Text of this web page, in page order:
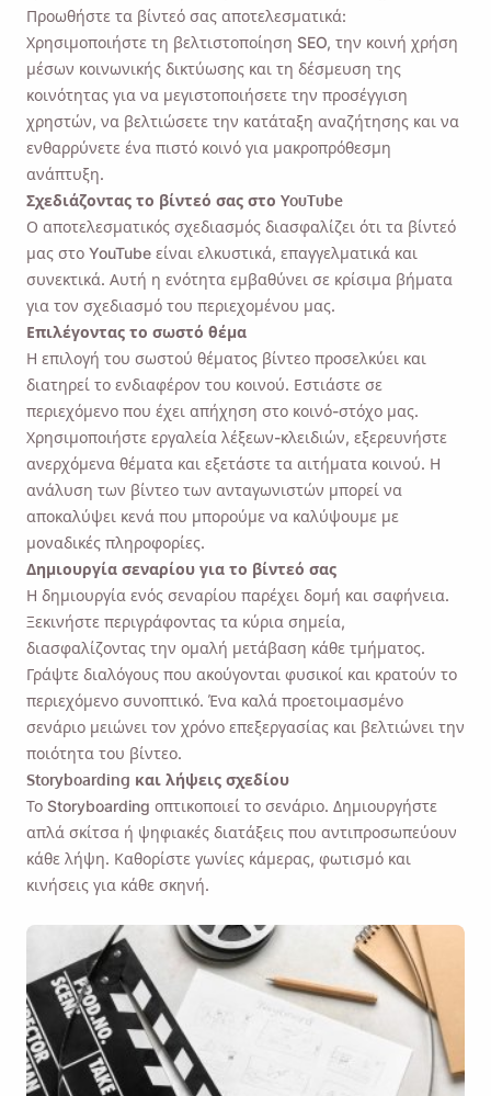
Προωθήστε τα βίντεό σας αποτελεσματικά:
Χρησιμοποιήστε τη βελτιστοποίηση SEO, την κοινή χρήση
μέσων κοινωνικής δικτύωσης και τη δέσμευση της
κοινότητας για να μεγιστοποιήσετε την προσέγγιση
χρηστών, να βελτιώσετε την κατάταξη αναζήτησης και να
ενθαρρύνετε ένα πιστό κοινό για μακροπρόθεσμη
ανάπτυξη.
Σχεδιάζοντας το βίντεό σας στο YouTube
Ο αποτελεσματικός σχεδιασμός διασφαλίζει ότι τα βίντεό
μας στο YouTube είναι ελκυστικά, επαγγελματικά και
συνεκτικά. Αυτή η ενότητα εμβαθύνει σε κρίσιμα βήματα
για τον σχεδιασμό του περιεχομένου μας.
Επιλέγοντας το σωστό θέμα
Η επιλογή του σωστού θέματος βίντεο προσελκύει και
διατηρεί το ενδιαφέρον του κοινού. Εστιάστε σε
περιεχόμενο που έχει απήχηση στο κοινό-στόχο μας.
Χρησιμοποιήστε εργαλεία λέξεων-κλειδιών, εξερευνήστε
ανερχόμενα θέματα και εξετάστε τα αιτήματα κοινού. Η
ανάλυση των βίντεο των ανταγωνιστών μπορεί να
αποκαλύψει κενά που μπορούμε να καλύψουμε με
μοναδικές πληροφορίες.
Δημιουργία σεναρίου για το βίντεό σας
Η δημιουργία ενός σεναρίου παρέχει δομή και σαφήνεια.
Ξεκινήστε περιγράφοντας τα κύρια σημεία,
διασφαλίζοντας την ομαλή μετάβαση κάθε τμήματος.
Γράψτε διαλόγους που ακούγονται φυσικοί και κρατούν το
περιεχόμενο συνοπτικό. Ένα καλά προετοιμασμένο
σενάριο μειώνει τον χρόνο επεξεργασίας και βελτιώνει την
ποιότητα του βίντεο.
Storyboarding και λήψεις σχεδίου
Το Storyboarding οπτικοποιεί το σενάριο. Δημιουργήστε
απλά σκίτσα ή ψηφιακές διατάξεις που αντιπροσωπεύουν
κάθε λήψη. Καθορίστε γωνίες κάμερας, φωτισμό και
κινήσεις για κάθε σκηνή.